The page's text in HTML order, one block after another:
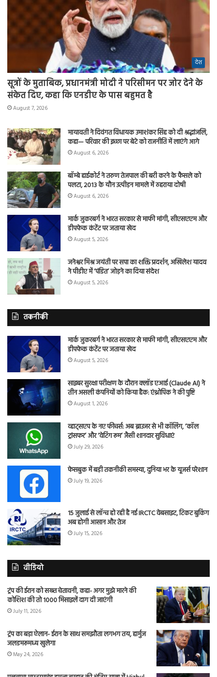
देश
सूत्रों के मुताबिक, प्रधानमंत्री मोदी ने परिसीमन पर जोर देने के
संकेत दिए, कहा कि एनडीए के पास बहुमत है
August 7, 2026
मायावती ने दिवंगत विधायक उमाशंकर सिंह को दी श्रद्धांजलि,
कहा— परिवार की इच्छा पर बेटे को राजनीति में लाएंगे आगे
August 6, 2026
बॉम्बे हाईकोर्ट ने तरुण तेजपाल की बरी करने के फैसले को
पलटा, 2013 के यौन उत्पीड़न मामले में ठहराया दोषी
August 6, 2026
मार्क जुकरबर्ग ने भारत सरकार से माफी मांगी, सीएसएएम और
डीपफेक कंटेंट पर जताया खेद
August 5, 2026
जनेश्वर मिश्र जयंती पर सपा का शक्ति प्रदर्शन, अखिलेश यादव
ने पीडीए में ‘पंडित’ जोड़ने का दिया संदेश
August 5, 2026
तकनीकी
मार्क जुकरबर्ग ने भारत सरकार से माफी मांगी, सीएसएएम और
डीपफेक कंटेंट पर जताया खेद
August 5, 2026
साइबर सुरक्षा परीक्षण के दौरान क्लॉड एआई (Claude AI) ने
तीन असली कंपनियों को किया हैक: एंथ्रोपिक ने की पुष्टि
August 1, 2026
व्हाट्सएप के नए फीचर्स: अब ब्राउजर से भी कॉलिंग, ‘कॉल
ट्रांसफर’ और ‘वेटिंग रूम’ जैसी शानदार सुविधाएं
July 29, 2026
फेसबुक में बड़ी तकनीकी समस्या, दुनिया भर के यूजर्स परेशान
July 19, 2026
15 जुलाई से लॉन्च हो रही है नई IRCTC वेबसाइट, टिकट बुकिंग
अब होगी आसान और तेज
July 15, 2026
वीडियो
ट्रंप की ईरान को सख्त चेतावनी, कहा- अगर मुझे मारने की
कोशिश की तो 1000 मिसाइलें दाग दी जाएंगी
July 11, 2026
ट्रंप का बड़ा ऐलान- ईरान के साथ समझौता लगभग तय, हार्मुज
जलडमरूमध्य खुलेगा
May 24, 2026